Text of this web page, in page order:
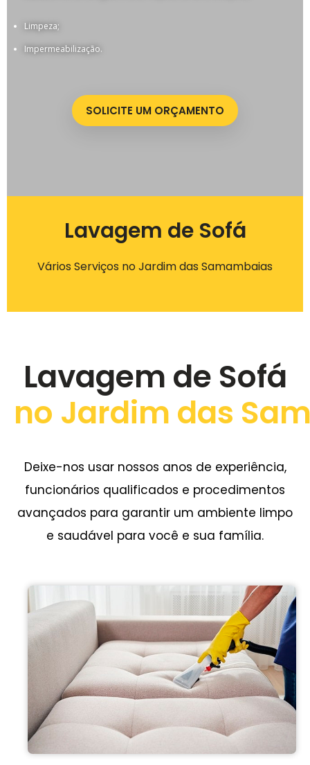
Limpeza;
Impermeabilização.
SOLICITE UM ORÇAMENTO
Lavagem de Sofá
Vários Serviços no Jardim das Samambaias
Lavagem de Sofá
no Jardim das
Deixe-nos usar nossos anos de experiência,
funcionários qualificados e procedimentos
avançados para garantir um ambiente limpo
e saudável para você e sua família.